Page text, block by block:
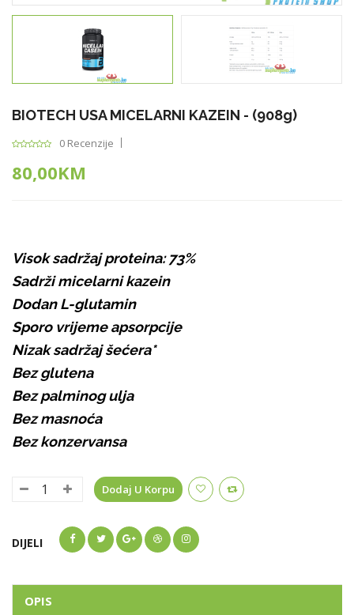
BIOTECH USA MICELARNI KAZEIN - (908g)
0 Recenzije
80,00KM
Visok sadržaj proteina: 73%
Sadrži micelarni kazein
Dodan L-glutamin
Sporo vrijeme apsorpcije
Nizak sadržaj šećera*
Bez glutena
Bez palminog ulja
Bez masnoća
Bez konzervansa
Dodaj U Korpu
DIJELI
OPIS